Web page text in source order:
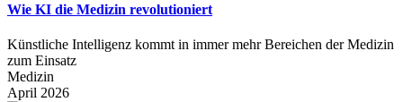
Wie KI die Medizin revolutioniert
Künstliche Intelligenz kommt in immer mehr Bereichen der Medizin
zum Einsatz
Medizin
April 2026